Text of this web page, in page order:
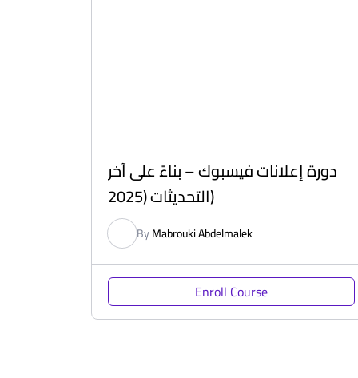
دورة إعلانات فيسبوك – بناءً على آخر
التحديثات (2025)
ByMabrouki Abdelmalek
Enroll Course